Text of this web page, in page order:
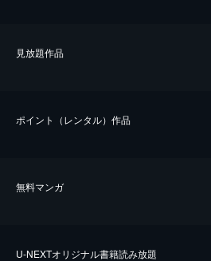
⾒放題作品
ポイント（レンタル）作品
無料マンガ
U-NEXTオリジナル書籍読み放題